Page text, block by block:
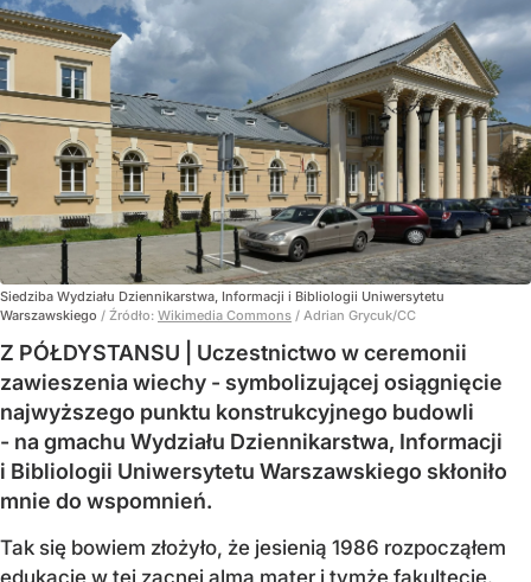
Siedziba Wydziału Dziennikarstwa, Informacji i Bibliologii Uniwersytetu
Warszawskiego / Źródło: Wikimedia Commons / Adrian Grycuk/CC
Z PÓŁDYSTANSU | Uczestnictwo w ceremonii
zawieszenia wiechy - symbolizującej osiągnięcie
najwyższego punktu konstrukcyjnego budowli
- na gmachu Wydziału Dziennikarstwa, Informacji
i Bibliologii Uniwersytetu Warszawskiego skłoniło
mnie do wspomnień.
Tak się bowiem złożyło, że jesienią 1986 rozpocząłem
edukację w tej zacnej alma mater i tymże fakultecie.